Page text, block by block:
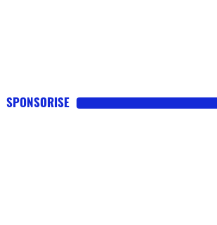
SPONSORISE